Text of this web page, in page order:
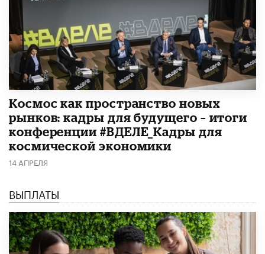
Космос как пространство новых
рынков: кадры для будущего – итоги
конференции #ВДЕЛЕ_Кадры для
космической экономики
14 АПРЕЛЯ
ВЫПЛАТЫ